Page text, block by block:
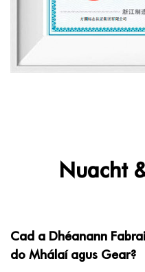
Nuacht
Cad a Dhéanann
do Mhálaí agus Gear?